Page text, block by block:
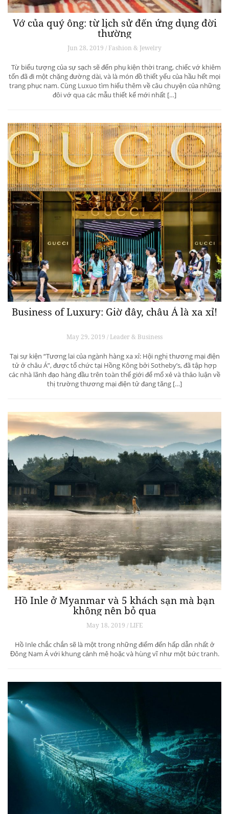
Vớ của quý ông: từ lịch sử đến ứng dụng đời
thường
Jun 28, 2019 / Fashion & Jewelry
Từ biểu tượng của sự sạch sẽ đến phụ kiện thời trang, chiếc vớ khiêm
tốn đã đi một chặng đường dài, và là món đồ thiết yếu của hầu hết mọi
trang phục nam. Cùng Luxuo tìm hiểu thêm về câu chuyện của những
đôi vớ qua các mẫu thiết kế mới nhất […]
Business of Luxury: Giờ đây, châu Á là xa xỉ!
May 29, 2019 / Leader & Business
Tại sự kiện “Tương lai của ngành hàng xa xỉ: Hội nghị thương mại điện
tử ở châu Á”, được tổ chức tại Hồng Kông bởi Sotheby’s, đã tập hợp
các nhà lãnh đạo hàng đầu trên toàn thế giới để mổ xẻ và thảo luận về
thị trường thương mại điện tử đang tăng […]
Hồ Inle ở Myanmar và 5 khách sạn mà bạn
không nên bỏ qua
May 18, 2019 / LIFE
Hồ Inle chắc chắn sẽ là một trong những điểm đến hấp dẫn nhất ở
Đông Nam Á với khung cảnh mê hoặc và hùng vĩ như một bức tranh.